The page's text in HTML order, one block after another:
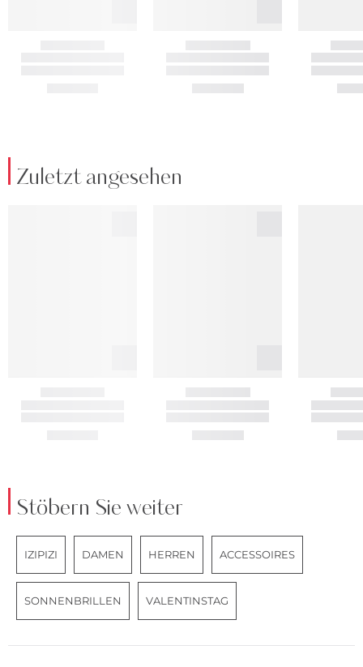
Zuletzt angesehen
Stöbern Sie weiter
IZIPIZI DAMEN HERREN ACCESSOIRES
SONNENBRILLEN VALENTINSTAG